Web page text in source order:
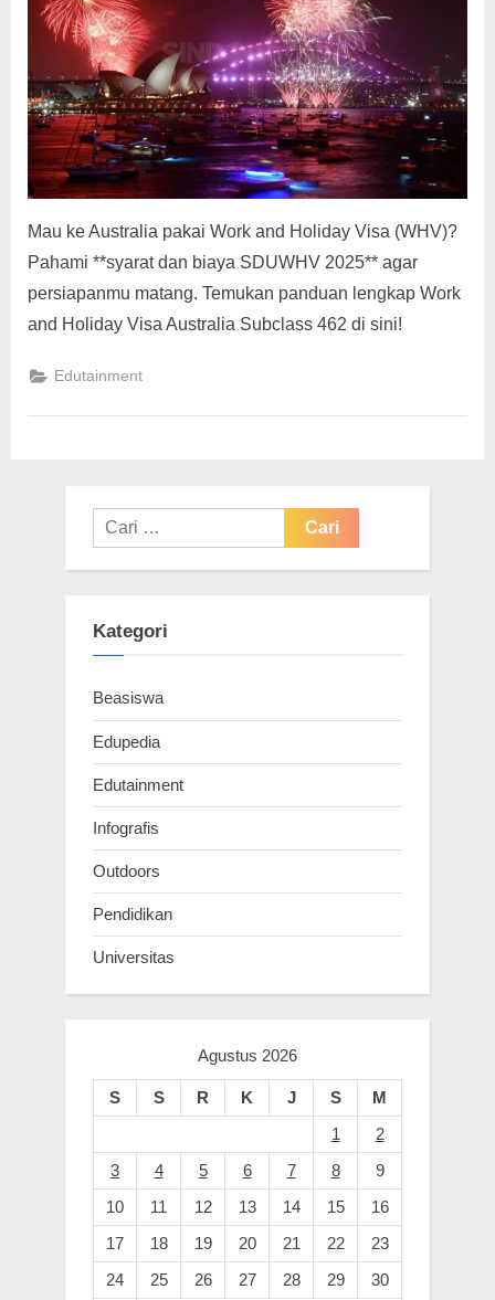
Mau ke Australia pakai Work and Holiday Visa (WHV)?
Pahami **syarat dan biaya SDUWHV 2025** agar
persiapanmu matang. Temukan panduan lengkap Work
and Holiday Visa Australia Subclass 462 di sini!
Edutainment
Cari
untuk:
Kategori
Beasiswa
Edupedia
Edutainment
Infografis
Outdoors
Pendidikan
Universitas
Agustus 2026
S S R K J S
M
1
2
3
4 5 6 7 8
9
10
11 12 13 14 15
16
17
18 19 20 21 22
23
24
25 26 27 28 29
30